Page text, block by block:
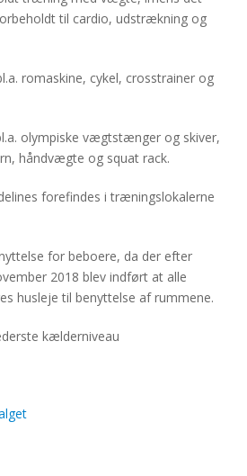
til cardio, udstrækning og
romaskine, cykel, crosstrainer og
olympiske vægtstænger og skiver,
håndvægte og squat rack.
forefindes i træningslokalerne
for beboere, da der efter
2018 blev indført at alle
husleje til benyttelse af rummene.
kælderniveau